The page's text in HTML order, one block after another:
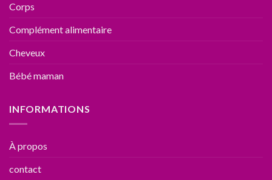
Corps
Complément alimentaire
Cheveux
Bébé maman
INFORMATIONS
À propos
contact